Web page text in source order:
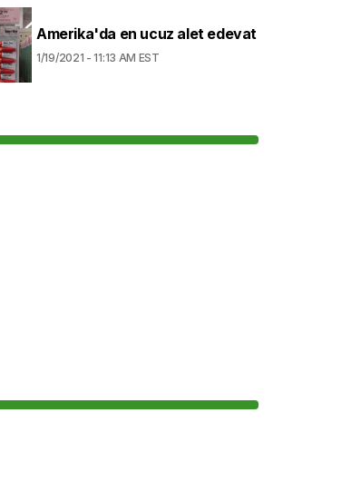
Amerika'da en ucuz alet edevat
1/19/2021 - 11:13 AM EST